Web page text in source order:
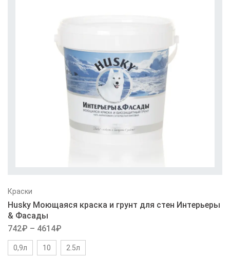
Краски
Husky Моющаяся краска и грунт для стен Интерьеры
& Фасады
742₽ – 4614₽
0,9л 10 2.5л